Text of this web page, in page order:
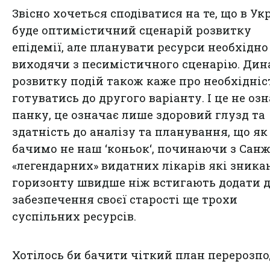
Звісно хочеться сподіватися на те, що в
буде оптимістичний сценарій розвитку
епідемії, але планувати ресурси необхідно
виходячи з песимістичного сценарію.
розвитку подій також каже про
готуватись до другого варіанту. І це не
панку, це означає лише здоровий глузд та
здатність до аналізу та планування, що
бачимо не наш ‘коньок‘, починаючи з
«легендарних» видатних лікарів які
горизонту швидше ніж встигають додати
забезпечення своєї старості ще трохи
суспільних ресурсів.
Хотілось би бачити чіткий план